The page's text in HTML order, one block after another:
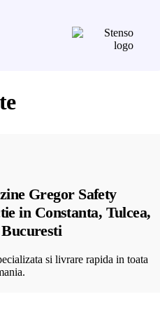
Gregor Safety
in Constanta, Tulcea,
si livrare rapida in toata